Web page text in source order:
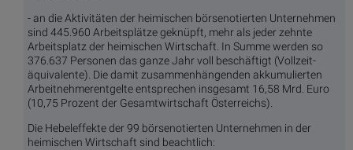
- an die Aktivitäten der heimischen börsenotierten Unternehmen
sind 445.960 Arbeitsplätze geknüpft, mehr als jeder zehnte
Arbeitsplatz der heimischen Wirtschaft. In Summe werden so
376.637 Personen das ganze Jahr voll beschäftigt (Vollzeit-
äquivalente). Die damit zusammenhängenden akkumulierten
Arbeitnehmerentgelte entsprechen insgesamt 16,58 Mrd. Euro
(10,75 Prozent der Gesamtwirtschaft Österreichs).
Die Hebeleffekte der 99 börsenotierten Unternehmen in der
heimischen Wirtschaft sind beachtlich: